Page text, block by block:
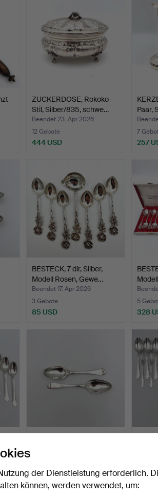
ZUCKERDOSE, Rokoko-
Stil, Silber/835, schwe…
Beendet 23. Apr 2026
12 Gebote
444 USD
Paar,
7
257
BESTECK, 7 dlr, Silber,
Modell Rosen, Gewe…
Beendet 17. Apr 2026
3 Gebote
85 USD
5
328
9 Gebote
211 USD
5
977
der Dienstleistung erforderlich.
können, werden verwendet, um: